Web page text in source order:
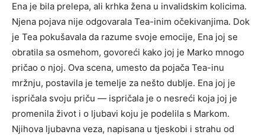
Ena je bila prelepa, ali krhka žena u invalidskim kolicima.
Njena pojava nije odgovarala Tea-inim očekivanjima. Dok
je Tea pokušavala da razume svoje emocije, Ena joj se
obratila sa osmehom, govoreći kako joj je Marko mnogo
pričao o njoj. Ova scena, umesto da pojača Tea-inu
mržnju, postavila je temelje za nešto dublje. Ena joj je
ispričala svoju priču — ispričala je o nesreći koja joj je
promenila život i o ljubavi koju je podelila s Markom.
Njihova ljubavna veza, napisana u tjeskobi i strahu od